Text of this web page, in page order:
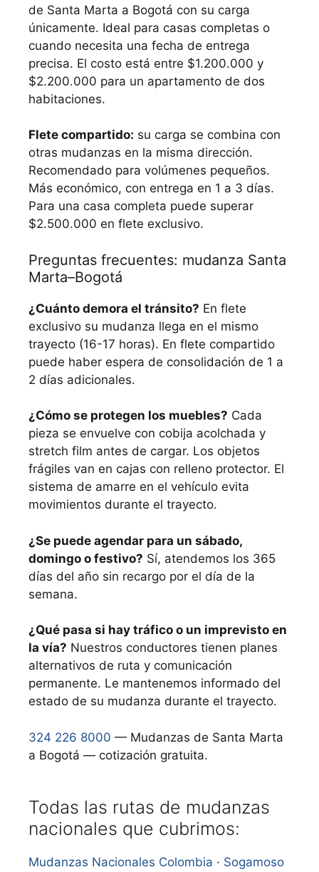
de Santa Marta a Bogotá con su carga
únicamente. Ideal para casas completas o
cuando necesita una fecha de entrega
precisa. El costo está entre $1.200.000 y
$2.200.000 para un apartamento de dos
habitaciones.
Flete compartido: su carga se combina con
otras mudanzas en la misma dirección.
Recomendado para volúmenes pequeños.
Más económico, con entrega en 1 a 3 días.
Para una casa completa puede superar
$2.500.000 en flete exclusivo.
Preguntas frecuentes: mudanza Santa
Marta–Bogotá
¿Cuánto demora el tránsito? En flete
exclusivo su mudanza llega en el mismo
trayecto (16-17 horas). En flete compartido
puede haber espera de consolidación de 1 a
2 días adicionales.
¿Cómo se protegen los muebles? Cada
pieza se envuelve con cobija acolchada y
stretch film antes de cargar. Los objetos
frágiles van en cajas con relleno protector. El
sistema de amarre en el vehículo evita
movimientos durante el trayecto.
¿Se puede agendar para un sábado,
domingo o festivo? Sí, atendemos los 365
días del año sin recargo por el día de la
semana.
¿Qué pasa si hay tráfico o un imprevisto en
la vía? Nuestros conductores tienen planes
alternativos de ruta y comunicación
permanente. Le mantenemos informado del
estado de su mudanza durante el trayecto.
324 226 8000 — Mudanzas de Santa Marta
a Bogotá — cotización gratuita.
Todas las rutas de mudanzas
nacionales que cubrimos:
Mudanzas Nacionales Colombia · Sogamoso